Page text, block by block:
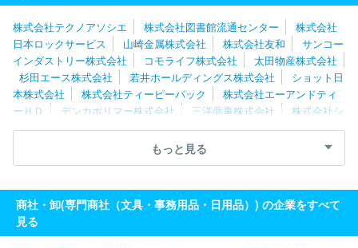
株式会社テクノアソシエ 株式会社図書館流通センター
株式会社
日本ロックサービス
山崎金属株式会社 株式会社友和
サンコー
インダストリー株式会社
コモライフ株式会社
太田物産株式会社
杉田エース株式会社
若井ホールディングス株式会社
ショット日
本株式会社
株式会社ティーピーパック
株式会社エーアンドティ
ーＨＤ
デンカポリマー株式会社 三洋商事株式会社
株式会社シ
モジマ
株式会社オオヤマ アイメディア株式会社
トルク株式会
株式会社コパックス
エスエス産業株式会
社
愛協産業株式会社
下西技研工業株式会社
もっと見る
商社・卸(専門商社（文具・事務用品・日用品）) の企業をすべて
見る